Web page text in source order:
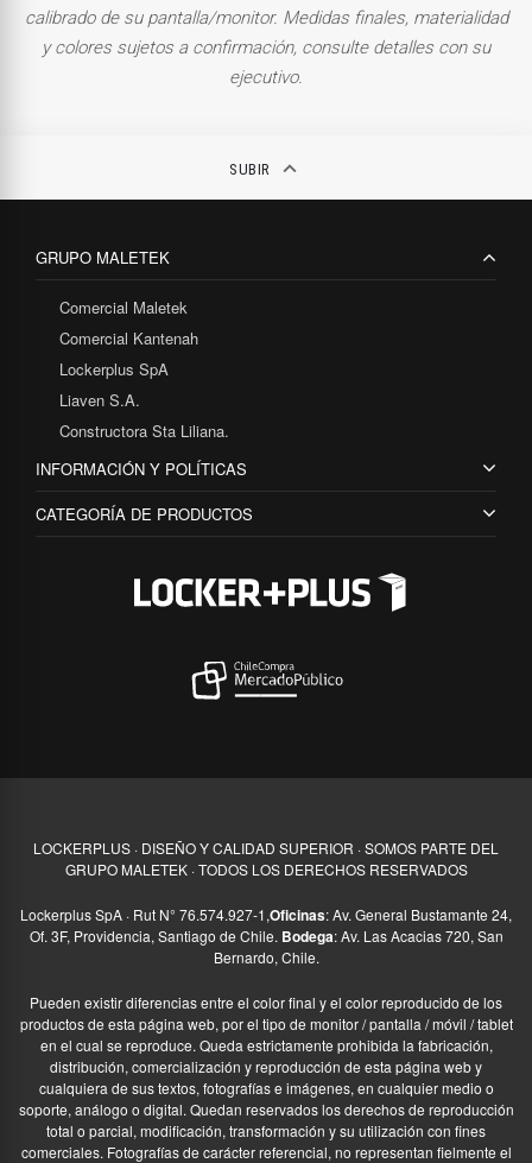
calibrado de su pantalla/monitor. Medidas finales, materialidad
y colores sujetos a confirmación, consulte detalles con su
ejecutivo.
SUBIR keyboard_arrow_up
GRUPO MALETEK
Comercial Maletek
Comercial Kantenah
Lockerplus SpA
Liaven S.A.
Constructora Sta Liliana.
INFORMACIÓN Y POLÍTICAS
CATEGORÍA DE PRODUCTOS
LOCKERPLUS · DISEÑO Y CALIDAD SUPERIOR · SOMOS PARTE DEL
GRUPO MALETEK · TODOS LOS DERECHOS RESERVADOS
Lockerplus SpA · Rut N° 76.574.927-1,Oficinas: Av. General Bustamante 24,
Of. 3F, Providencia, Santiago de Chile. Bodega: Av. Las Acacias 720, San
Bernardo, Chile.
Pueden existir diferencias entre el color final y el color reproducido de los
productos de esta página web, por el tipo de monitor / pantalla / móvil / tablet
en el cual se reproduce. Queda estrictamente prohibida la fabricación,
distribución, comercialización y reproducción de esta página web y
cualquiera de sus textos, fotografías e imágenes, en cualquier medio o
soporte, análogo o digital. Quedan reservados los derechos de reproducción
total o parcial, modificación, transformación y su utilización con fines
comerciales. Fotografías de carácter referencial, no representan fielmente el